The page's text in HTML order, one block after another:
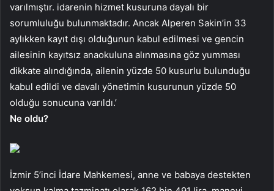
varılmıştır. idarenin hizmet kusuruna dayalı bir
sorumluluğu bulunmaktadır. Ancak Alperen Sakin’in 33
aylıkken kayıt dışı olduğunun kabul edilmesi ve gencin
ailesinin kayıtsız anaokuluna alınmasına göz yumması
dikkate alındığında, ailenin yüzde 50 kusurlu bulunduğu
kabul edildi ve davalı yönetimin kusurunun yüzde 50
olduğu sonucuna varıldı.’
Ne oldu?
İzmir 5’inci İdare Mahkemesi, anne ve babaya destekten